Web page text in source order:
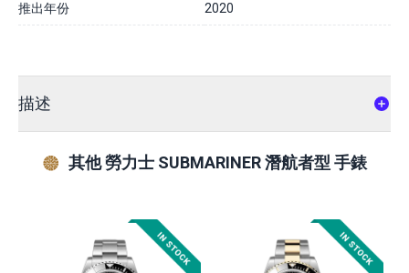
推出年份 2020
描述
其他 勞力士 SUBMARINER 潛航者型 手錶